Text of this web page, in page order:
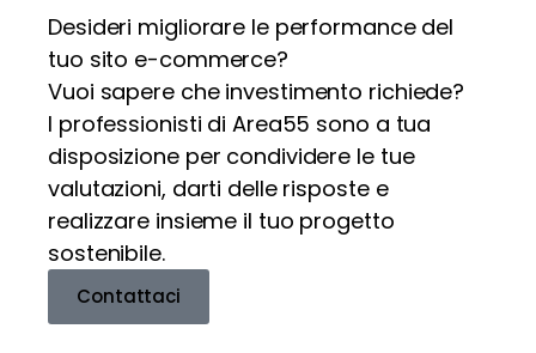
Desideri migliorare le performance del
tuo sito e-commerce?
Vuoi sapere che investimento richiede?
I professionisti di Area55 sono a tua
disposizione per condividere le tue
valutazioni, darti delle risposte e
realizzare insieme il tuo progetto
sostenibile.
Contattaci